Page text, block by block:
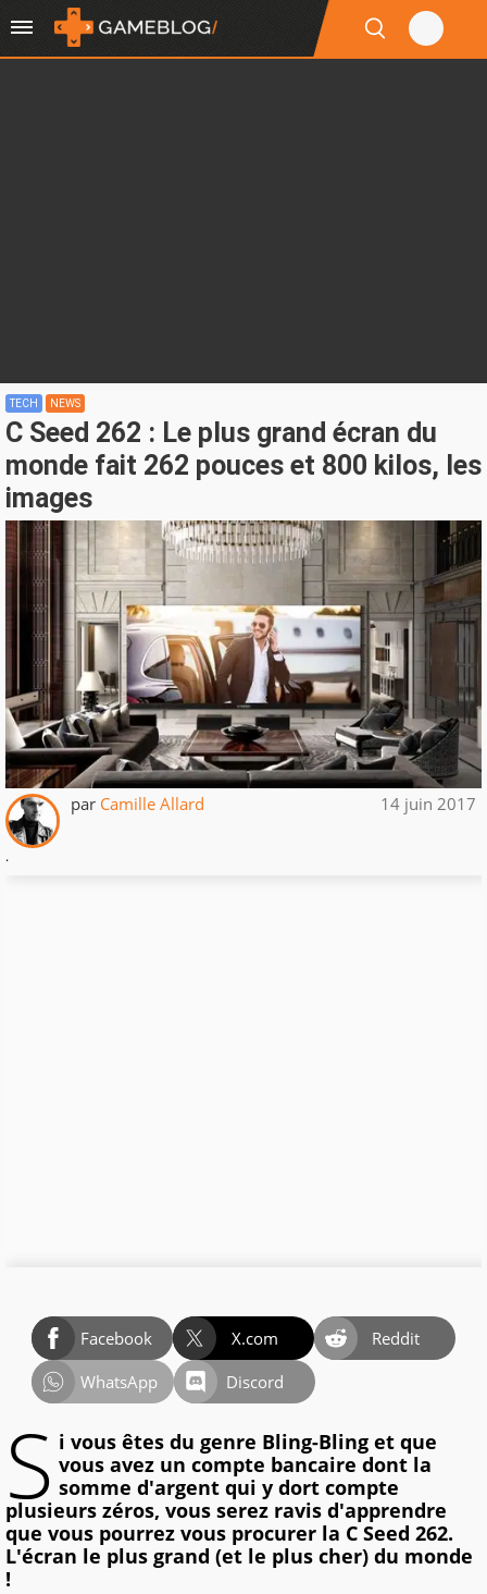
TECH NEWS
C Seed 262 : Le plus grand écran du
monde fait 262 pouces et 800 kilos, les
images
par Camille Allard 14 juin 2017
.
Facebook X.com
Reddit
WhatsApp
Discord
S i vous êtes du genre Bling-Bling et que
vous avez un compte bancaire dont la
somme d'argent qui y dort compte
plusieurs zéros, vous serez ravis d'apprendre
que vous pourrez vous procurer la C Seed 262.
L'écran le plus grand (et le plus cher) du monde
!